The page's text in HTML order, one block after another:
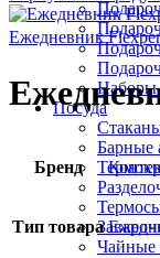
Наборы
Посуда
Барные
Чайные
Ежедневник
Бренд
Тип товара